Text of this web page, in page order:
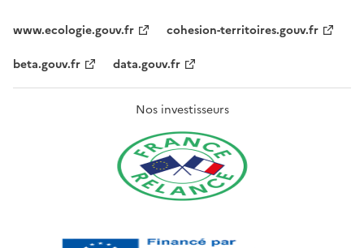
www.ecologie.gouv.fr
cohesion-territoires.gouv.fr
beta.gouv.fr
data.gouv.fr
Nos investisseurs